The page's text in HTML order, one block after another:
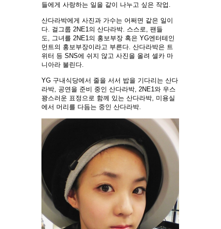
들에게 사랑하는 일을 같이 나누고 싶은 작업.
산다라박에게 사진과 가수는 어쩌면 같은 일이
다. 걸그룹 2NE1의 산다라박. 스스로, 팬들
도, 그녀를 2NE1의 홍보부장 혹은 YG엔터테인
먼트의 홍보부장이라고 부른다. 산다라박은 트
위터 등 SNS에 쉬지 않고 사진을 올려 셀카 마
니아라 불린다.
YG 구내식당에서 줄을 서서 밥을 기다리는 산다
라박, 공연을 준비 중인 산다라박, 2NE1와 우스
꽝스러운 표정으로 함께 있는 산다라박, 미용실
에서 머리를 다듬는 중인 산다라박.